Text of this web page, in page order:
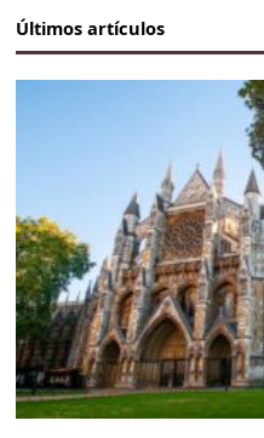
Últimos artículos